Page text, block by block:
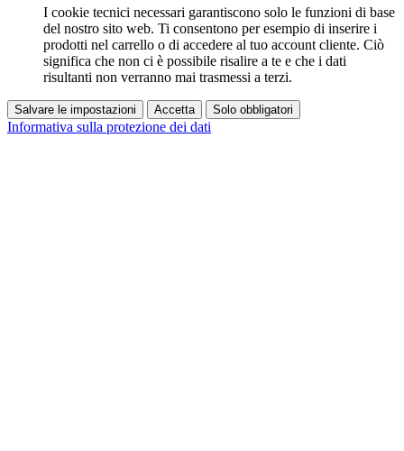
I cookie tecnici necessari garantiscono solo le funzioni di base
del nostro sito web. Ti consentono per esempio di inserire i
prodotti nel carrello o di accedere al tuo account cliente. Ciò
significa che non ci è possibile risalire a te e che i dati
risultanti non verranno mai trasmessi a terzi.
Salvare le impostazioni Accetta Solo obbligatori
Informativa sulla protezione dei dati